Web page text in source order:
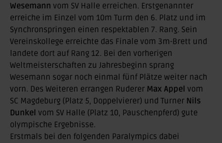
Wesemann vom SV Halle erreichen. Erstgenannter
erreiche im Einzel vom 10m Turm den 6. Platz und im
Synchronspringen einen respektablen 7. Rang. Sein
Vereinskollege erreichte das Finale vom 3m-Brett und
landete dort auf Rang 12. Bei den vorherigen
Weltmeisterschaften zu Jahresbeginn sprang
Wesemann sogar noch einmal fünf Plätze weiter nach
vorn. Des Weiteren errangen Ruderer Max Appel vom
SC Magdeburg (Platz 5, Doppelvierer) und Turner Nils
Dunkel vom SV Halle (Platz 10, Pauschenpferd) gute
olympische Ergebnisse.
Erstmals bei den folgenden Paralympics dabei